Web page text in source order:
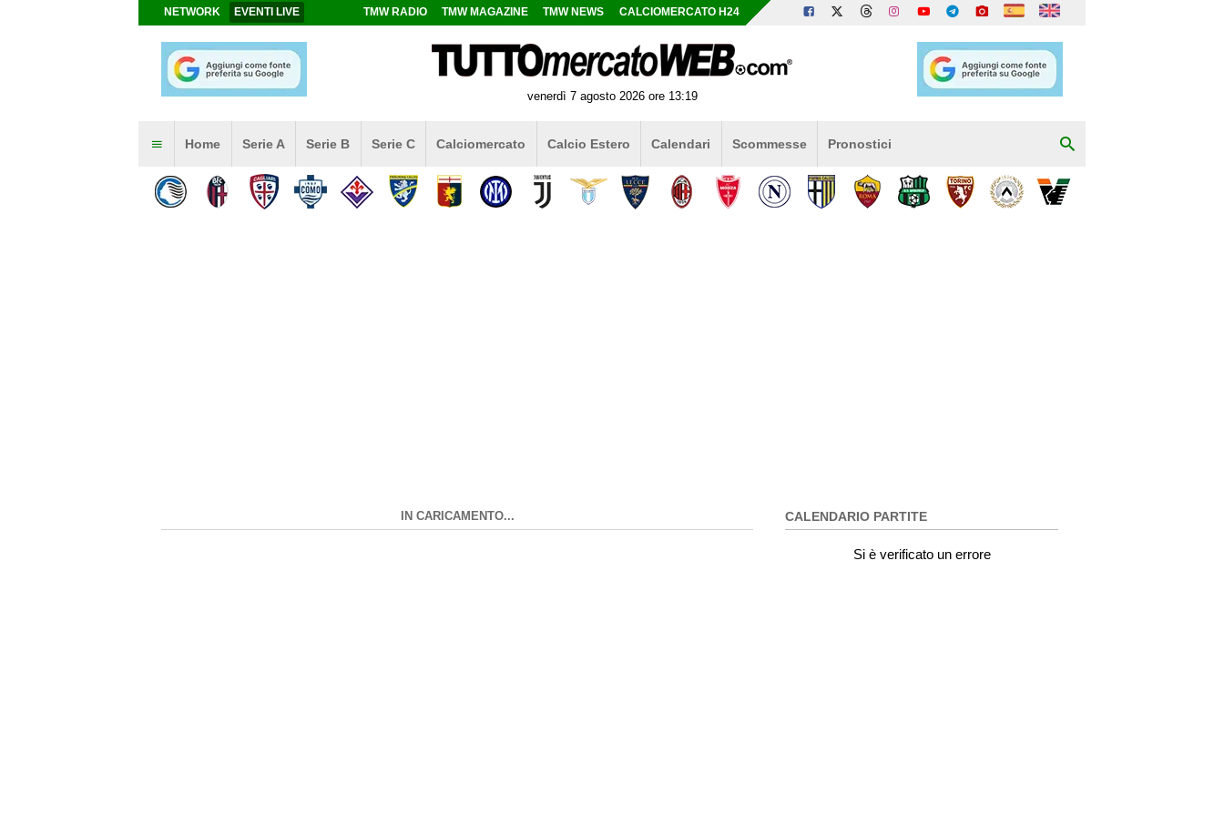
NETWORK EVENTI LIVE TMW RADIO TMW MAGAZINE TMW NEWS CALCIOMERCATO H24
venerdì 7 agosto 2026 ore 13:19
Home Serie A Serie B Serie C Calciomercato Calcio Estero Calendari Scommesse Pronostici
IN CARICAMENTO... CALENDARIO PARTITE
Si è verificato un errore